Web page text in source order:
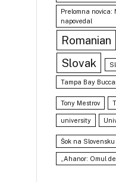
Prelomna
napovedal
Romanian
Slovak
Tampa Bay
Tony Mestrov
university
Šok na Slovensku
„Ahanor: Omul